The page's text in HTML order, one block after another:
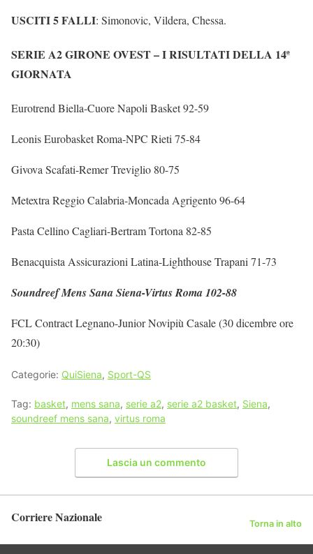
USCITI 5 FALLI: Simonovic, Vildera, Chessa.
SERIE A2 GIRONE OVEST – I RISULTATI DELLA 14ª
GIORNATA
Eurotrend Biella-Cuore Napoli Basket 92-59
Leonis Eurobasket Roma-NPC Rieti 75-84
Givova Scafati-Remer Treviglio 80-75
Metextra Reggio Calabria-Moncada Agrigento 96-64
Pasta Cellino Cagliari-Bertram Tortona 82-85
Benacquista Assicurazioni Latina-Lighthouse Trapani 71-73
Soundreef Mens Sana Siena-Virtus Roma 102-88
FCL Contract Legnano-Junior Novipiù Casale (30 dicembre ore
20:30)
Categorie: QuiSiena, Sport-QS
Tag: basket, mens sana, serie a2, serie a2 basket, Siena,
soundreef mens sana, virtus roma
Lascia un commento
Corriere Nazionale Torna in alto